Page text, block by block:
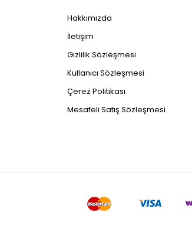
Hakkımızda
İletişim
Gizlilik Sözleşmesi
Kullanıcı Sözleşmesi
Çerez Politikası
Mesafeli Satış Sözleşmesi